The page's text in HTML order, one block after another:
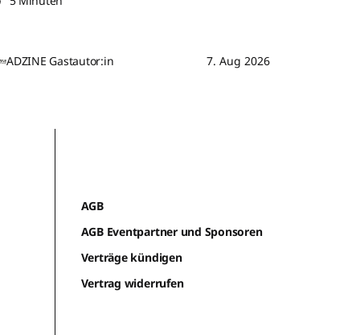
ADZINE Gastautor:in 7. Aug 2026
AGB
AGB Eventpartner und Sponsoren
Verträge kündigen
Vertrag widerrufen